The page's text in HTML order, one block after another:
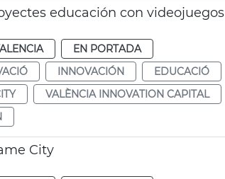
educación con videojuegos
EN PORTADA
INNOVACIÓN
EDUCACIÓ
VALÈNCIA INNOVATION CAPITAL
City